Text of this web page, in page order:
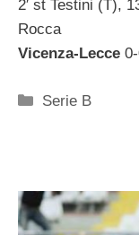
2′ st Testini (T),
Rocca
Vicenza-Lecce
Categorie
Serie B